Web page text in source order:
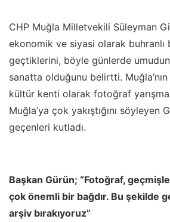
CHP Muğla Milletvekili Süleyman
ekonomik ve siyasi olarak buhranlı
geçtiklerini, böyle günlerde
sanatta olduğunu belirtti.
kültür kenti olarak fotoğraf
Muğla’ya çok yakıştığını söyleyen
geçenleri kutladı.
Başkan Gürün; “Fotoğraf,
çok önemli bir bağdır. Bu şekilde
arşiv bırakıyoruz”